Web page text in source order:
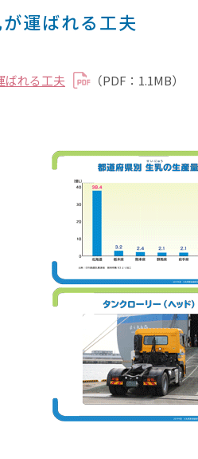
運ばれる工夫
れる工夫 （PDF：1.1MB）